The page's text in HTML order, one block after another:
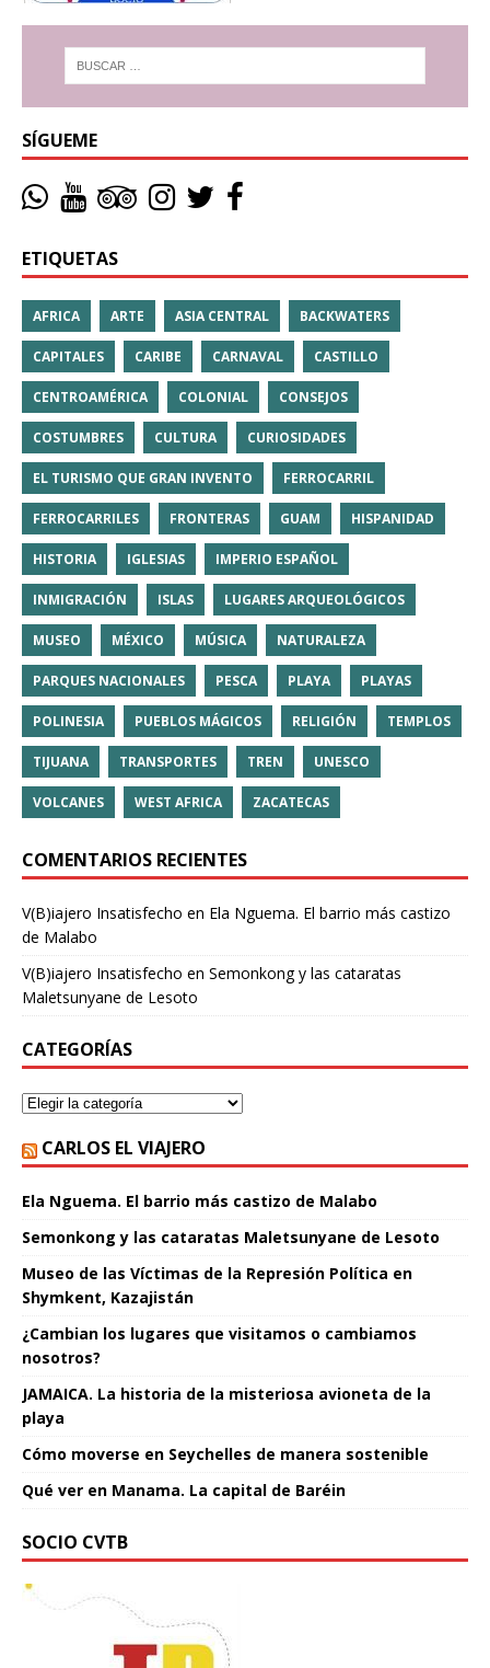
SÍGUEME
ETIQUETAS
AFRICA ARTE ASIA CENTRAL BACKWATERS
CAPITALES CARIBE CARNAVAL CASTILLO
CENTROAMÉRICA COLONIAL CONSEJOS
COSTUMBRES CULTURA CURIOSIDADES
EL TURISMO QUE GRAN INVENTO FERROCARRIL
FERROCARRILES FRONTERAS GUAM HISPANIDAD
HISTORIA IGLESIAS IMPERIO ESPAÑOL
INMIGRACIÓN ISLAS LUGARES ARQUEOLÓGICOS
MUSEO MÉXICO MÚSICA NATURALEZA
PARQUES NACIONALES PESCA PLAYA PLAYAS
POLINESIA PUEBLOS MÁGICOS RELIGIÓN TEMPLOS
TIJUANA TRANSPORTES TREN UNESCO
VOLCANES WEST AFRICA ZACATECAS
COMENTARIOS RECIENTES
V(B)iajero Insatisfecho en Ela Nguema. El barrio más castizo
de Malabo
V(B)iajero Insatisfecho en Semonkong y las cataratas
Maletsunyane de Lesoto
CATEGORÍAS
CARLOS EL VIAJERO
Ela Nguema. El barrio más castizo de Malabo
Semonkong y las cataratas Maletsunyane de Lesoto
Museo de las Víctimas de la Represión Política en
Shymkent, Kazajistán
¿Cambian los lugares que visitamos o cambiamos
nosotros?
JAMAICA. La historia de la misteriosa avioneta de la
playa
Cómo moverse en Seychelles de manera sostenible
Qué ver en Manama. La capital de Baréin
SOCIO CVTB